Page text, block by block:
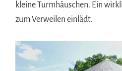
kleine Turmhäuschen. Ein
zum Verweilen einlädt.